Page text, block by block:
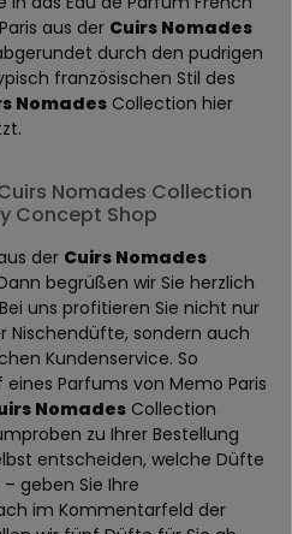
aus der Cuirs Nomades
durch den pudrigen
französischen Stil des
Nomades Collection hier
Nomades Collection
Concept Shop
der Cuirs Nomades
begrüßen wir Sie herzlich
uns profitieren Sie nicht nur
Nischendüfte, sondern auch
Kundenservice. So
Parfums von Memo Paris
Nomades Collection
zu Ihrer Bestellung
entscheiden, welche Düfte
geben Sie Ihre
im Kommentarfeld der